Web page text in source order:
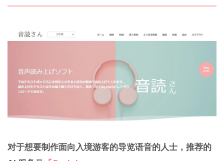
对于想要制作面向入境游客的导览语音的人士，推荐的